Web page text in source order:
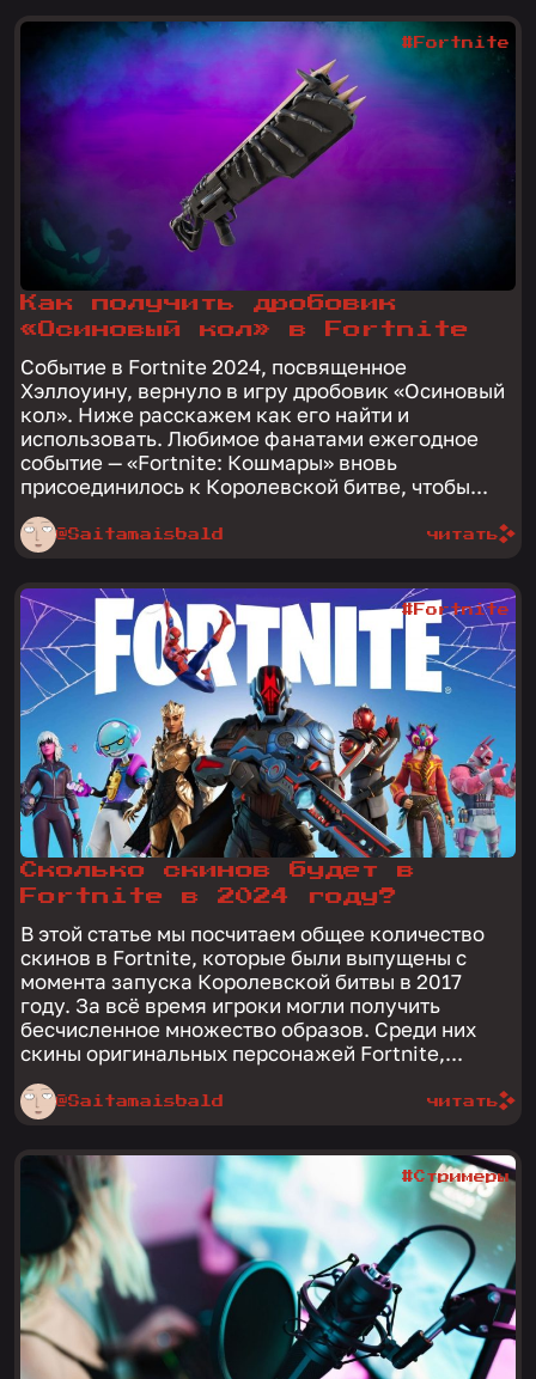
Как получить дробовик
«Осиновый кол» в Fortnite
Событие в Fortnite 2024, посвященное
Хэллоуину, вернуло в игру дробовик «Осиновый
кол». Ниже расскажем как его найти и
использовать. Любимое фанатами ежегодное
событие — «Fortnite: Кошмары» вновь
присоединилось к Королевской битве, чтобы...
@Saitamaisbald
#Fortnite
читать
Сколько скинов будет в
Fortnite в 2024 году?
В этой статье мы посчитаем общее количество
скинов в Fortnite, которые были выпущены с
момента запуска Королевской битвы в 2017
году. За всё время игроки могли получить
бесчисленное множество образов. Среди них
скины оригинальных персонажей Fortnite,...
@Saitamaisbald
#Fortnite
читать
#Стримеры